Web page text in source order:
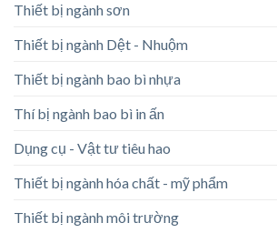
Thiết bị ngành sơn
Thiết bị ngành Dệt - Nhuộm
Thiết bị ngành bao bì nhựa
Thí bị ngành bao bì in ấn
Dụng cụ - Vật tư tiêu hao
Thiết bị ngành hóa chất - mỹ phẩm
Thiết bị ngành môi trường